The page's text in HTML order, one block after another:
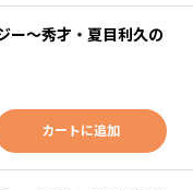
ー～秀才・夏目利久の
カートに追加